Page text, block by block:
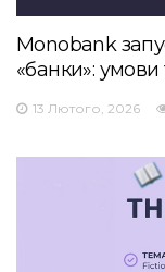
Monobank
«банки»: умови
13 Лютого, 2026